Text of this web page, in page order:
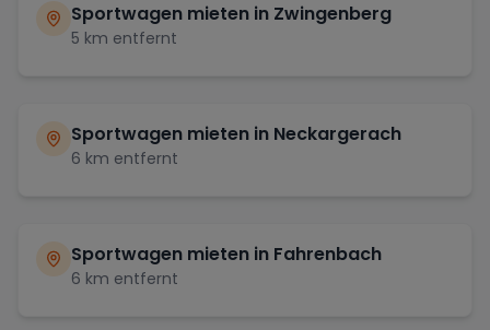
Sportwagen mieten in Zwingenberg
5 km entfernt
Sportwagen mieten in Neckargerach
6 km entfernt
Sportwagen mieten in Fahrenbach
6 km entfernt